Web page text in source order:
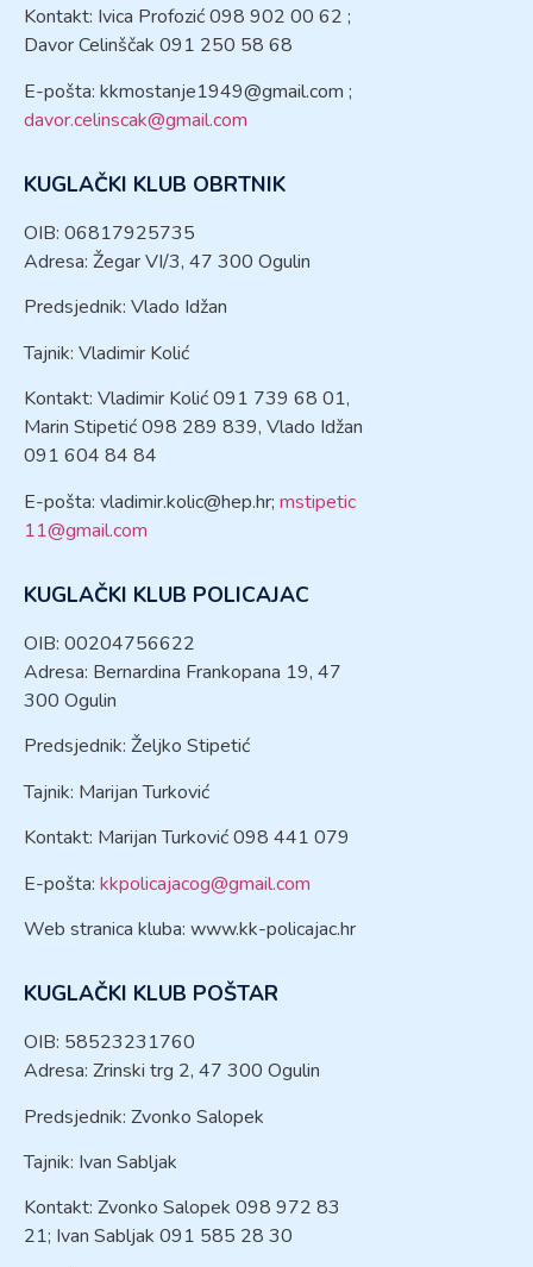
Kontakt: Ivica Profozić 098 902 00 62 ;
Davor Celinščak 091 250 58 68
E-pošta: kkmostanje1949@gmail.com ;
davor.celinscak@gmail.com
KUGLAČKI KLUB OBRTNIK
OIB: 06817925735
Adresa: Žegar VI/3, 47 300 Ogulin
Predsjednik: Vlado Idžan
Tajnik: Vladimir Kolić
Kontakt: Vladimir Kolić 091 739 68 01,
Marin Stipetić 098 289 839, Vlado Idžan
091 604 84 84
E-pošta: vladimir.kolic@hep.hr; mstipetic
11@gmail.com
KUGLAČKI KLUB POLICAJAC
OIB: 00204756622
Adresa: Bernardina Frankopana 19, 47
300 Ogulin
Predsjednik: Željko Stipetić
Tajnik: Marijan Turković
Kontakt: Marijan Turković 098 441 079
E-pošta: kkpolicajacog@gmail.com
Web stranica kluba: www.kk-policajac.hr
KUGLAČKI KLUB POŠTAR
OIB: 58523231760
Adresa: Zrinski trg 2, 47 300 Ogulin
Predsjednik: Zvonko Salopek
Tajnik: Ivan Sabljak
Kontakt: Zvonko Salopek 098 972 83
21; Ivan Sabljak 091 585 28 30